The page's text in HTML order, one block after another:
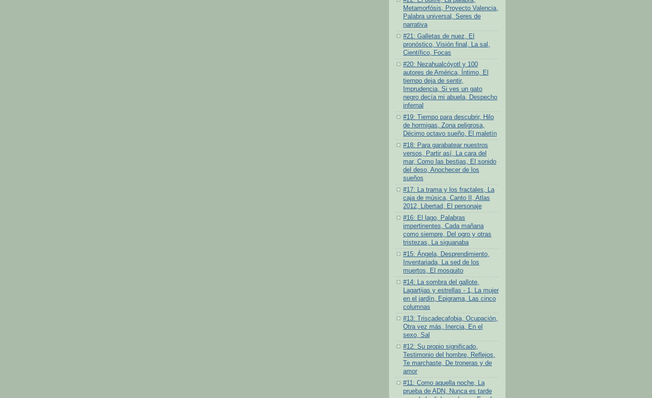
Metamorfósis, Proyecto Valencia,
Palabra universal, Seres de
narrativa
#21: Galletas de nuez, El
pronóstico, Visión final, La sal,
Científico, Focas
#20: Nezahualcóyotl y 100
autores de América, Íntimo, El
tiempo deja de sentir,
Imprudencia, Si ves un gato
negro decía mi abuela, Despecho
infernal
#19: Tiempo para descubrir, Hilo
de hormigas, Zona peligrosa,
Décimo octavo sueño, El maletín
#18: Para garabatear nuestros
versos, Partir así, La cara del
mar, Como las bestias, El sonido
del deso, Anochecer de los
sueños
#17: La trama y los fractales, La
caja de música, Canto II, Atlas
2012, Libertad, El personaje
#16: El lago, Palabras
impertinentes, Cada mañana
como siempre, Del ogro y otras
tristezas, La siguanaba
#15: Ángela, Desprendimiento,
Inventariada, La sed de los
muertos, El mosquito
#14: La sombra del gallote,
Lagartijas y estrellas - 1, La mujer
en el jardín, Epigrama, Las cinco
columnas
#13: Triscadecafobia, Ocupación,
Otra vez más, Inercia, En el
sexo, Sal
#12: Su propio significado,
Testimonio del hombre, Reflejos,
Te marchaste, De troneras y de
amor
#11: Como aquella noche, La
prueba de ADN, Nunca es tarde